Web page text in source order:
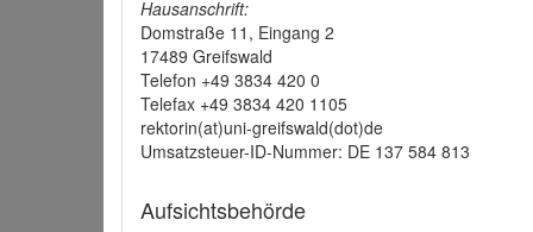
Hausanschrift:
Domstraße 11, Eingang 2
17489 Greifswald
Telefon +49 3834 420 0
Telefax +49 3834 420 1105
rektorin(at)uni-greifswald(dot)de
Umsatzsteuer-ID-Nummer: DE 137 584 813
Aufsichtsbehörde